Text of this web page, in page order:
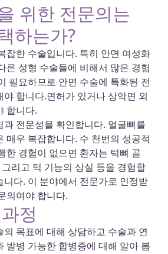
위한 전문의는
하는가?
잡한 수술입니다. 특히 안면 여성화
른 성형 수술들에 비해서 많은 경험
필요하므로 안면 수술에 특화된 전
야 합니다.면허가 있거나 상악면 외
합니다.
과 전문성을 확인합니다. 얼굴뼈를
매우 복잡합니다. 수 천번의 성공적
한 경험이 없으면 환자는 턱뼈 골
리고 턱 기능의 상실 등을 경험할
니다. 이 분야에서 전문가로 인정받
의여야 합니다.
정
의 목표에 대해 상담하고 수술과 연
발병 가능한 합병증에 대해 알아 봅